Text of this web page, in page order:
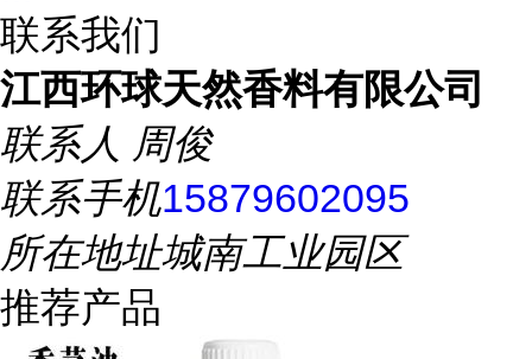
联系我们
江西环球天然香料有限公司
联系人 周俊
联系手机15879602095
所在地址城南工业园区
推荐产品